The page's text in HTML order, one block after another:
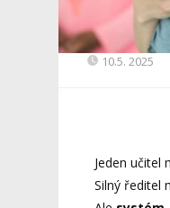
10.5. 2025
Jeden učitel
Silný ředitel